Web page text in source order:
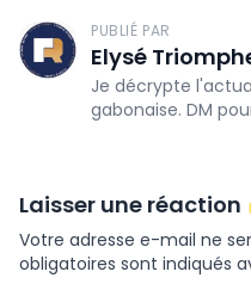
PUBLIÉ PAR
Elysé
Je décrypte
gabonaise. DM
Laisser une réaction
Votre adresse e-mail ne
obligatoires sont indiqués